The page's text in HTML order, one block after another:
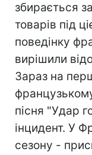
збирається
товарів під
поведінку
вирішили
Зараз на
пісня "Удар
інцидент. У
сезону -